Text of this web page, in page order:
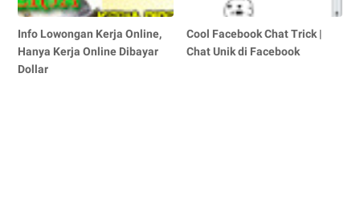
Info Lowongan Kerja Online,
Hanya Kerja Online Dibayar
Dollar
Cool Facebook Chat Trick |
Chat Unik di Facebook